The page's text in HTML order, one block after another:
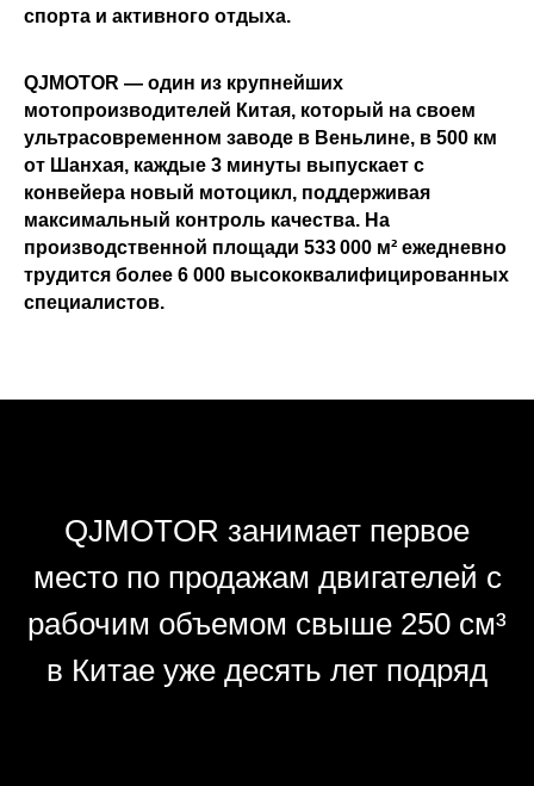
спорта и активного отдыха.
QJMOTOR — один из крупнейших
мотопроизводителей Китая, который на своем
ультрасовременном заводе в Веньлине, в 500 км
от Шанхая, каждые 3 минуты выпускает с
конвейера новый мотоцикл, поддерживая
максимальный контроль качества. На
производственной площади 533 000 м² ежедневно
трудится более 6 000 высококвалифицированных
специалистов.
QJMOTOR занимает первое
место по продажам двигателей с
рабочим объемом свыше 250 см³
в Китае уже десять лет подряд